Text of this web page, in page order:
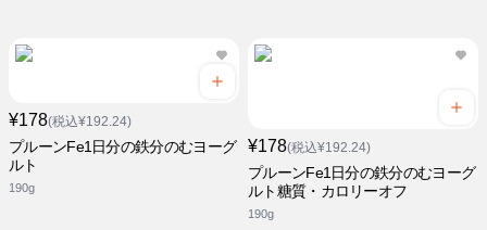
¥178(税込¥192.24)
プルーンFe1日分の鉄分のむヨーグ
ルト
190g
¥178(税込¥192.24)
プルーンFe1日分の鉄分のむヨーグ
ルト糖質・カロリーオフ
190g